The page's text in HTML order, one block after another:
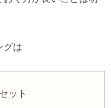
グは
ット